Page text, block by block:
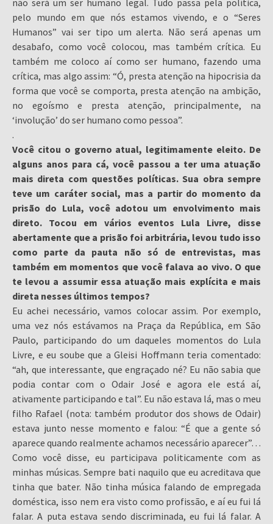
não será um ser humano legal. Tudo passa pela política,
pelo mundo em que nós estamos vivendo, e o “Seres
Humanos” vai ser tipo um alerta. Não será apenas um
desabafo, como você colocou, mas também crítica. Eu
também me coloco aí como ser humano, fazendo uma
crítica, mas algo assim: “Ó, presta atenção na hipocrisia da
forma que você se comporta, presta atenção na ambição,
no egoísmo e presta atenção, principalmente, na
‘involução’ do ser humano como pessoa”.
.
Você citou o governo atual, legitimamente eleito. De
alguns anos para cá, você passou a ter uma atuação
mais direta com questões políticas. Sua obra sempre
teve um caráter social, mas a partir do momento da
prisão do Lula, você adotou um envolvimento mais
direto. Tocou em vários eventos Lula Livre, disse
abertamente que a prisão foi arbitrária, levou tudo isso
como parte da pauta não só de entrevistas, mas
também em momentos que você falava ao vivo. O que
te levou a assumir essa atuação mais explícita e mais
direta nesses últimos tempos?
Eu achei necessário, vamos colocar assim. Por exemplo,
uma vez nós estávamos na Praça da República, em São
Paulo, participando do um daqueles momentos do Lula
Livre, e eu soube que a Gleisi Hoffmann teria comentado:
“ah, que interessante, que engraçado né? Eu não sabia que
podia contar com o Odair José e agora ele está aí,
ativamente participando e tal”. Eu não estava lá, mas o meu
filho Rafael (nota: também produtor dos shows de Odair)
estava junto nesse momento e falou: “É que a gente só
aparece quando realmente achamos necessário aparecer”…
Como você disse, eu participava politicamente com as
minhas músicas. Sempre bati naquilo que eu acreditava que
tinha que bater. Não tinha música falando de empregada
doméstica, isso nem era visto como profissão, e aí eu fui lá
falar. A puta estava sendo discriminada, eu fui lá falar. A